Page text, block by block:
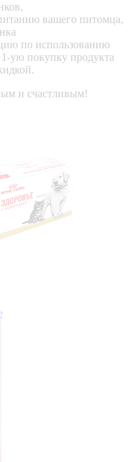
вашего питомца,
по использованию
ую покупку продукта
и счастливым!